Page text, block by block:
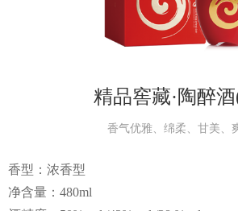
精品窖藏·陶醉
香气优雅、绵柔、甘美、
香型：浓香型
净含量：480ml